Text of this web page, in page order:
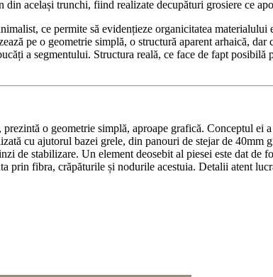
același trunchi, fiind realizate decupături grosiere ce
ce permite să evidențieze organicitatea
pe o geometrie simplă, o structură aparent arhaică, dar
a segmentului. Structura reală, ce face de fapt posibilă
o geometrie simplă, aproape grafică. Conceptul ei
cu ajutorul bazei grele, din panouri de stejar de 40mm
de stabilizare. Un element deosebit al piesei este dat de
prin fibra, crăpăturile și nodurile acestuia. Detalii atent